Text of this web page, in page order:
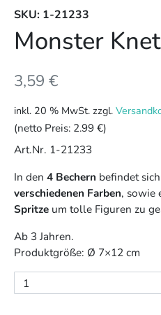
SKU: 1-21233
Monster
3,59 €
inkl. 20 % MwSt. zzgl.
(netto Preis: 2.99 €)
Art.Nr. 1-21233
In den 4 Bechern befindet sich
verschiedenen Farben, sowie
Spritze um tolle Figuren zu
Ab 3 Jahren.
Produktgröße: Ø 7×12 cm
Monster
Knete